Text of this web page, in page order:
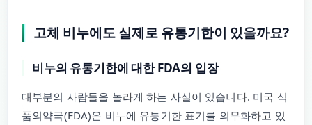
고체 비누에도 실제로 유통기한이 있을까요?
비누의 유통기한에 대한 FDA의 입장
대부분의 사람들을 놀라게 하는 사실이 있습니다. 미국 식
품의약국(FDA)은 비누에 유통기한 표기를 의무화하고 있